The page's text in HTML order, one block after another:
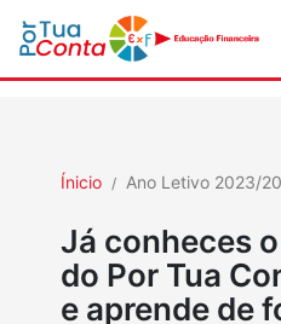
Ínicio Ano Letivo 2023/
Já conheces
do Por Tua
e aprende de